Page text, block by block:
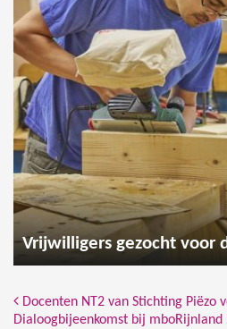
Bericht Navigatie
Docenten NT2 van Stichting Piëzo
Dialoogbijeenkomst bij